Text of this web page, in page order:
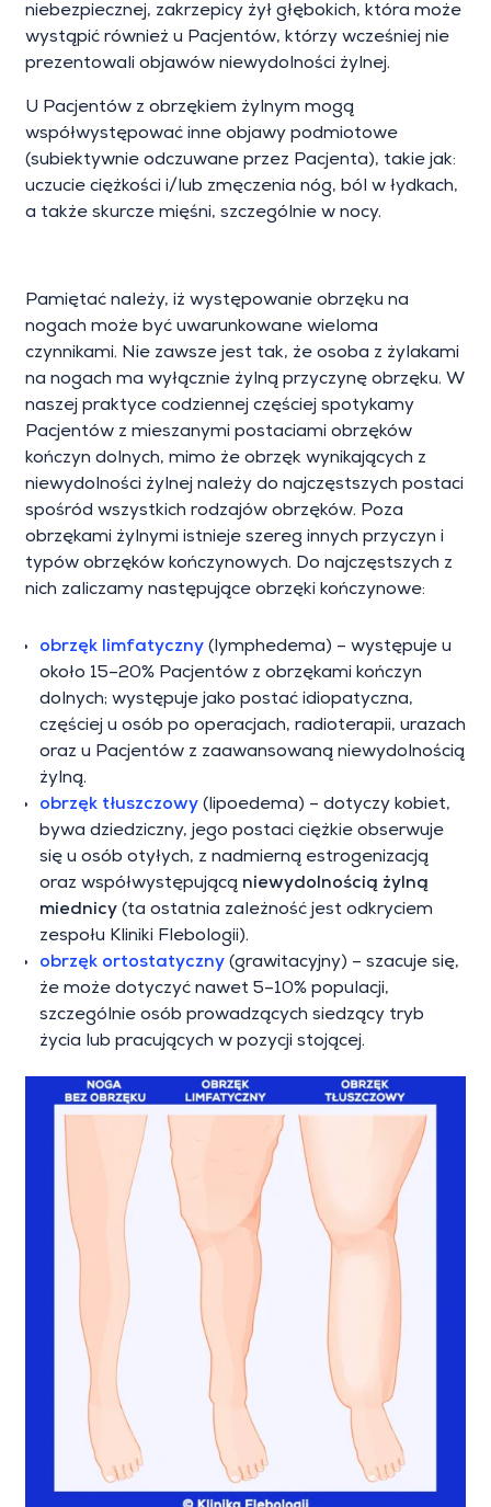
niebezpiecznej, zakrzepicy żył głębokich, która może
wystąpić również u Pacjentów, którzy wcześniej nie
prezentowali objawów niewydolności żylnej.
U Pacjentów z obrzękiem żylnym mogą
współwystępować inne objawy podmiotowe
(subiektywnie odczuwane przez Pacjenta), takie jak:
uczucie ciężkości i/lub zmęczenia nóg, ból w łydkach,
a także skurcze mięśni, szczególnie w nocy.
Pamiętać należy, iż występowanie obrzęku na
nogach może być uwarunkowane wieloma
czynnikami. Nie zawsze jest tak, że osoba z żylakami
na nogach ma wyłącznie żylną przyczynę obrzęku. W
naszej praktyce codziennej częściej spotykamy
Pacjentów z mieszanymi postaciami obrzęków
kończyn dolnych, mimo że obrzęk wynikających z
niewydolności żylnej należy do najczęstszych postaci
spośród wszystkich rodzajów obrzęków. Poza
obrzękami żylnymi istnieje szereg innych przyczyn i
typów obrzęków kończynowych. Do najczęstszych z
nich zaliczamy następujące obrzęki kończynowe:
obrzęk limfatyczny (lymphedema) – występuje u
około 15–20% Pacjentów z obrzękami kończyn
dolnych; występuje jako postać idiopatyczna,
częściej u osób po operacjach, radioterapii, urazach
oraz u Pacjentów z zaawansowaną niewydolnością
żylną.
obrzęk tłuszczowy (lipoedema) – dotyczy kobiet,
bywa dziedziczny, jego postaci ciężkie obserwuje
się u osób otyłych, z nadmierną estrogenizacją
oraz współwystępującą niewydolnością żylną
miednicy (ta ostatnia zależność jest odkryciem
zespołu Kliniki Flebologii).
obrzęk ortostatyczny (grawitacyjny) – szacuje się,
że może dotyczyć nawet 5–10% populacji,
szczególnie osób prowadzących siedzący tryb
życia lub pracujących w pozycji stojącej.